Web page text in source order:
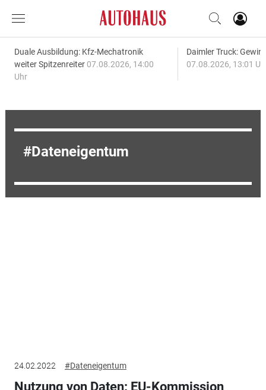
Duale Ausbildung: Kfz-Mechatronik
weiter Spitzenreiter 07.08.2026, 14:00
Uhr
Daimler Truck:
07.08.2026, 13:01
Dateneigentum
24.02.2022 #Dateneigentum
Nutzung von Daten: EU-Kommission